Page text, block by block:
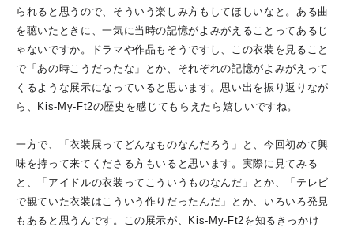
られると思うので、そういう楽しみ方もしてほしいなと。ある曲
を聴いたときに、一気に当時の記憶がよみがえることってあるじ
ゃないですか。ドラマや作品もそうですし、この衣装を見ること
で「あの時こうだったな」とか、それぞれの記憶がよみがえって
くるような展示になっていると思います。思い出を振り返りなが
ら、Kis-My-Ft2の歴史を感じてもらえたら嬉しいですね。
一方で、「衣装展ってどんなものなんだろう」と、今回初めて興
味を持って来てくださる方もいると思います。実際に見てみる
と、「アイドルの衣装ってこういうものなんだ」とか、「テレビ
で観ていた衣装はこういう作りだったんだ」とか、いろいろ発見
もあると思うんです。この展示が、Kis-My-Ft2を知るきっかけ